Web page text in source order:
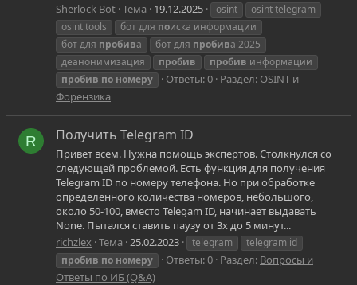
Sherlock Bot Тема 19.12.2025 osint
osint telegram
osint tools
бот для поиска информации
бот для пробива бот для пробива 2025
деанонимизация
пробив пробив информации
пробив по номеру Ответы: 0 Раздел: OSINT и
Форензика
R Получить Telegram ID
Привет всем. Нужна помощь экспертов. Столкнулся со
следующей проблемой. Есть функция для получения
Telegram ID по номеру телефона. Но при обработке
определенного количества номеров, небольшого,
около 50-100, вместо Telegam ID, начинает выдавать
None. Пытался ставить паузу от 3х до 5 минут...
richzlex Тема 25.02.2023 telegram
telegram id
пробив по номеру Ответы: 0 Раздел: Вопросы и
Ответы по ИБ (Q&A)